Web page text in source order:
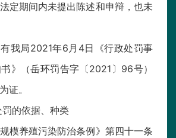
定期间内未提出陈述和申辩，也未
我局2021年6月4日《行政处罚事
》（岳环罚告字〔2021〕96号）
证。
的依据、种类
模养殖污染防治条例》第四十一条